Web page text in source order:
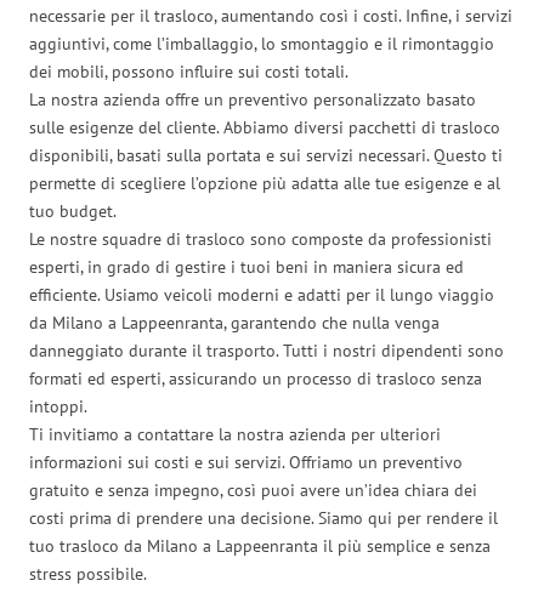
necessarie per il trasloco, aumentando così i costi. Infine, i servizi
aggiuntivi, come l’imballaggio, lo smontaggio e il rimontaggio
dei mobili, possono influire sui costi totali.
La nostra azienda offre un preventivo personalizzato basato
sulle esigenze del cliente. Abbiamo diversi pacchetti di trasloco
disponibili, basati sulla portata e sui servizi necessari. Questo ti
permette di scegliere l’opzione più adatta alle tue esigenze e al
tuo budget.
Le nostre squadre di trasloco sono composte da professionisti
esperti, in grado di gestire i tuoi beni in maniera sicura ed
efficiente. Usiamo veicoli moderni e adatti per il lungo viaggio
da Milano a Lappeenranta, garantendo che nulla venga
danneggiato durante il trasporto. Tutti i nostri dipendenti sono
formati ed esperti, assicurando un processo di trasloco senza
intoppi.
Ti invitiamo a contattare la nostra azienda per ulteriori
informazioni sui costi e sui servizi. Offriamo un preventivo
gratuito e senza impegno, così puoi avere un’idea chiara dei
costi prima di prendere una decisione. Siamo qui per rendere il
tuo trasloco da Milano a Lappeenranta il più semplice e senza
stress possibile.